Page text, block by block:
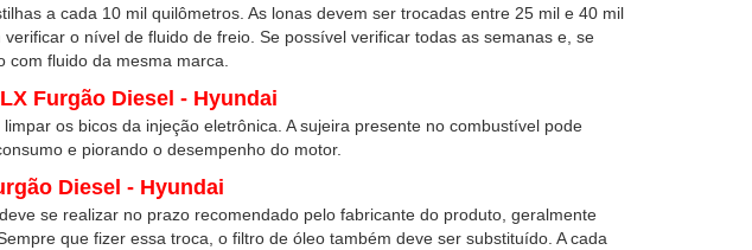
a cada 10 mil quilômetros. As lonas devem ser trocadas entre 25 mil e 40 mil
o nível de fluido de freio. Se possível verificar todas as semanas e, se
com fluido da mesma marca.
Furgão Diesel - Hyundai
os bicos da injeção eletrônica. A sujeira presente no combustível pode
e piorando o desempenho do motor.
Diesel - Hyundai
se realizar no prazo recomendado pelo fabricante do produto, geralmente
que fizer essa troca, o filtro de óleo também deve ser substituído. A cada